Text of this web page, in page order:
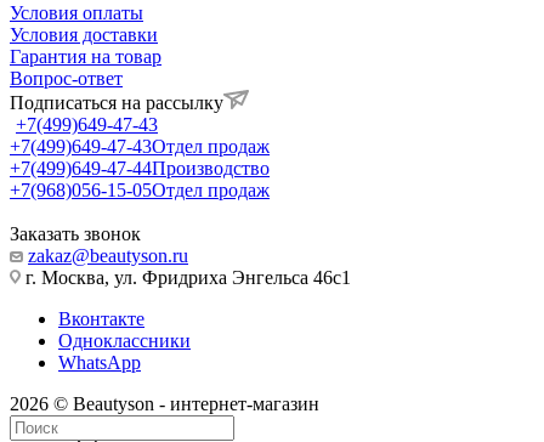
Условия оплаты
Условия доставки
Гарантия на товар
Вопрос-ответ
Подписаться на рассылку
+7(499)649-47-43
+7(499)649-47-43Отдел продаж
+7(499)649-47-44Производство
+7(968)056-15-05Отдел продаж
Заказать звонок
zakaz@beautyson.ru
г. Москва, ул. Фридриха Энгельса 46с1
Вконтакте
Одноклассники
WhatsApp
2026 © Beautyson - интернет-магазин